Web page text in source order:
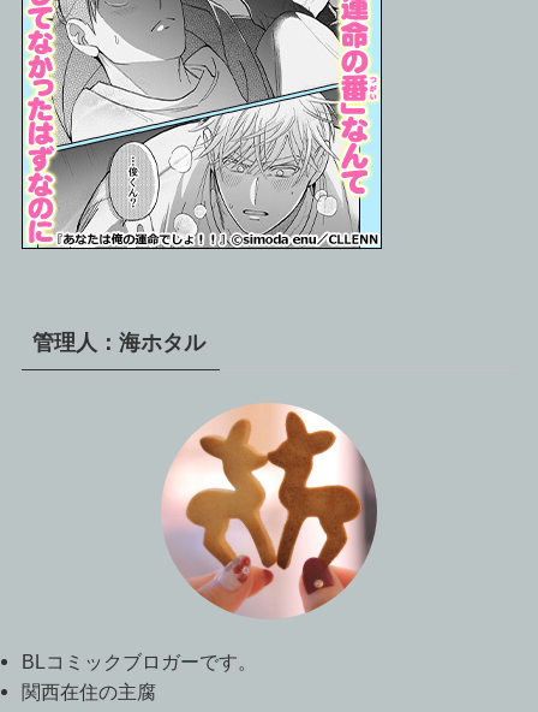
管理人：海ホタル
BLコミックブロガーです。
関西在住の主腐